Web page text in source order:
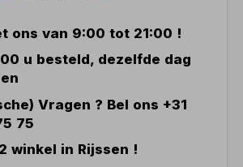
ons van 9:00 tot 21:00 !
u besteld, dezelfde dag
Vragen ? Bel ons +31
75
winkel in Rijssen !